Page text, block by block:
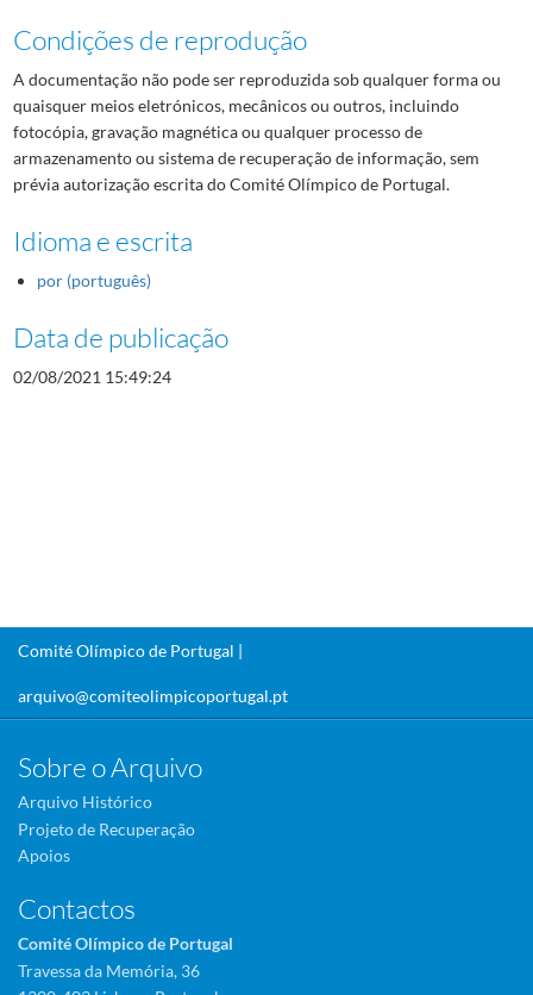
Condições de reprodução
A documentação não pode ser reproduzida sob qualquer forma ou
quaisquer meios eletrónicos, mecânicos ou outros, incluindo
fotocópia, gravação magnética ou qualquer processo de
armazenamento ou sistema de recuperação de informação, sem
prévia autorização escrita do Comité Olímpico de Portugal.
Idioma e escrita
por (português)
Data de publicação
02/08/2021 15:49:24
Comité Olímpico de Portugal |
arquivo@comiteolimpicoportugal.pt
Sobre o Arquivo
Arquivo Histórico
Projeto de Recuperação
Apoios
Contactos
Comité Olímpico de Portugal
Travessa da Memória, 36